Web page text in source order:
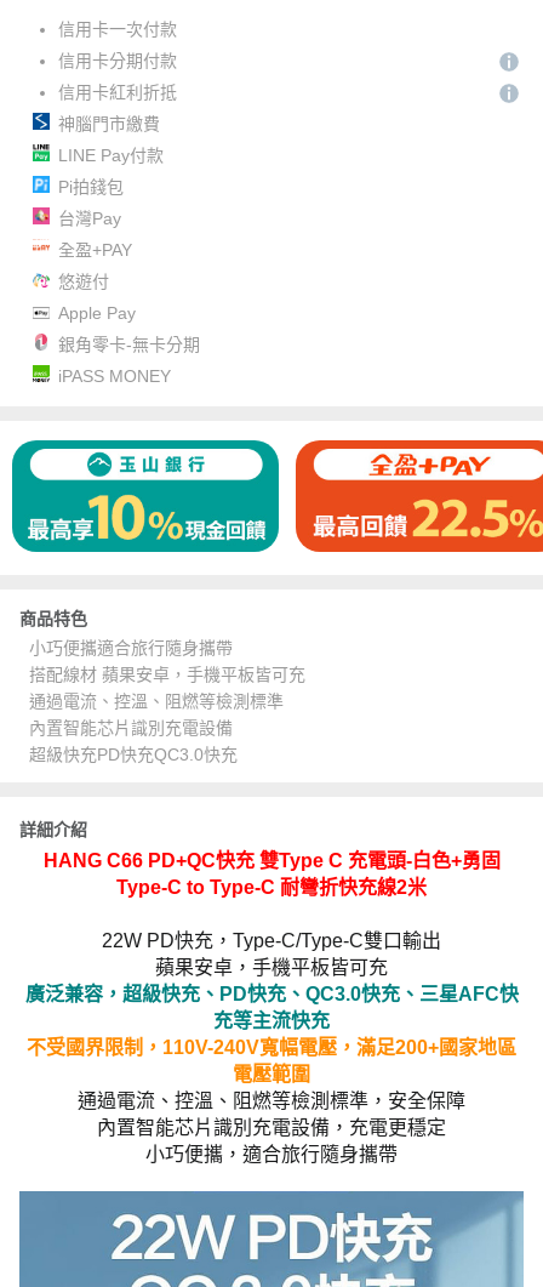
信用卡一次付款
信用卡分期付款
信用卡紅利折抵
神腦門市繳費
LINE Pay付款
Pi拍錢包
台灣Pay
全盈+PAY
悠遊付
Apple Pay
銀角零卡-無卡分期
iPASS MONEY
商品特色
小巧便攜適合旅行隨身攜帶
搭配線材 蘋果安卓，手機平板皆可充
通過電流、控溫、阻燃等檢測標準
內置智能芯片識別充電設備
超級快充PD快充QC3.0快充
詳細介紹
HANG C66 PD+QC快充 雙Type C 充電頭-白色+勇固
Type-C to Type-C 耐彎折快充線2米
22W PD快充，Type-C/Type-C雙口輸出
蘋果安卓，手機平板皆可充
廣泛兼容，超級快充、PD快充、QC3.0快充、三星AFC快
充等主流快充
不受國界限制，110V-240V寬幅電壓，滿足200+國家地區
電壓範圍
通過電流、控溫、阻燃等檢測標準，安全保障
內置智能芯片識別充電設備，充電更穩定
小巧便攜，適合旅行隨身攜帶